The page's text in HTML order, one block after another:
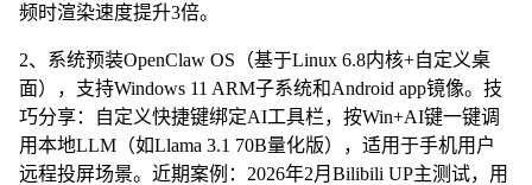
频时渲染速度提升3倍。
2、系统预装OpenClaw OS（基于Linux 6.8内核+自定义桌
面），支持Windows 11 ARM子系统和Android app镜像。技
巧分享：自定义快捷键绑定AI工具栏，按Win+AI键一键调
用本地LLM（如Llama 3.1 70B量化版），适用于手机用户
远程投屏场景。近期案例：2026年2月Bilibili UP主测试，用